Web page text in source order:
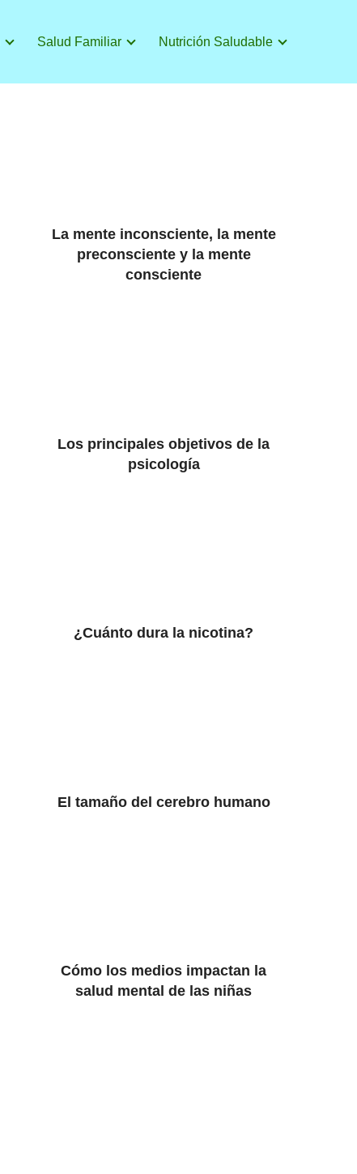
Salud Familiar Nutrición Saludable
La mente inconsciente, la mente
preconsciente y la mente
consciente
Los principales objetivos de la
psicología
¿Cuánto dura la nicotina?
El tamaño del cerebro humano
Cómo los medios impactan la
salud mental de las niñas